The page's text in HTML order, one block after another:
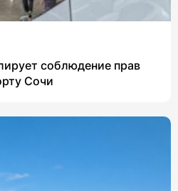
соблюдение прав
Сочи